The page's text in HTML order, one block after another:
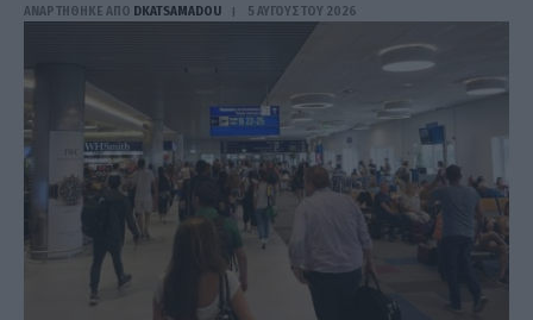
ΑΝΑΡΤΗΘΗΚΕ ΑΠΟ DKATSAMADOU 5 ΑΥΓΟΎΣΤΟΥ 2026